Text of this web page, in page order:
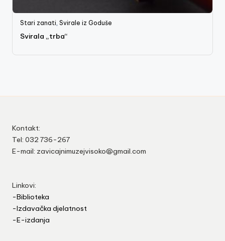
Stari zanati,Svirale iz Goduše
Svirala „trba“
Kontakt:
Tel: 032 736-267
E-mail: zavicajnimuzejvisoko@gmail.com
Linkovi:
-Biblioteka
-Izdavačka djelatnost
-E-izdanja